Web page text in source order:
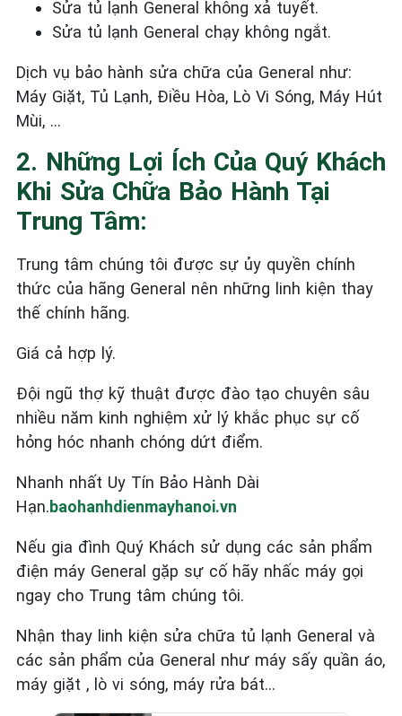
Sửa tủ lạnh General không xả tuyết.
Sửa tủ lạnh General chạy không ngắt.
Dịch vụ bảo hành sửa chữa của General như:
Máy Giặt, Tủ Lạnh, Điều Hòa, Lò Vi Sóng, Máy Hút
Mùi, …
2. Những Lợi Ích Của Quý Khách
Khi Sửa Chữa Bảo Hành Tại
Trung Tâm:
Trung tâm chúng tôi được sự ủy quyền chính
thức của hãng General nên những linh kiện thay
thế chính hãng.
Giá cả hợp lý.
Đội ngũ thợ kỹ thuật được đào tạo chuyên sâu
nhiều năm kinh nghiệm xử lý khắc phục sự cố
hỏng hóc nhanh chóng dứt điểm.
Nhanh nhất Uy Tín Bảo Hành Dài
Hạn.baohanhdienmayhanoi.vn
Nếu gia đình Quý Khách sử dụng các sản phẩm
điện máy General gặp sự cố hãy nhấc máy gọi
ngay cho Trung tâm chúng tôi.
Nhận thay linh kiện sửa chữa tủ lạnh General và
các sản phẩm của General như máy sấy quần áo,
máy giặt , lò vi sóng, máy rửa bát…